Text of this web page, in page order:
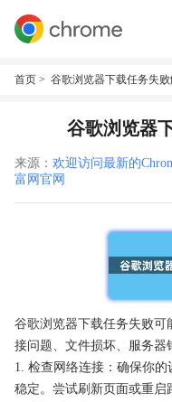
首页 > 谷歌浏览器下载任务失败
谷歌浏览器
来源： 欢迎访问最新的
富网官网
谷歌浏览器下载任务失败
接问题、文件损坏、服务器
1. 检查网络连接：确保你
稳定。尝试刷新页面或重启